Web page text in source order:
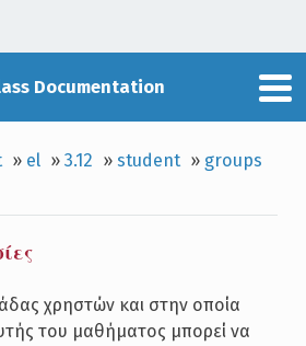
Documentation
» el »3.12 »student » groups
χρηστών και στην οποία
του μαθήματος μπορεί να